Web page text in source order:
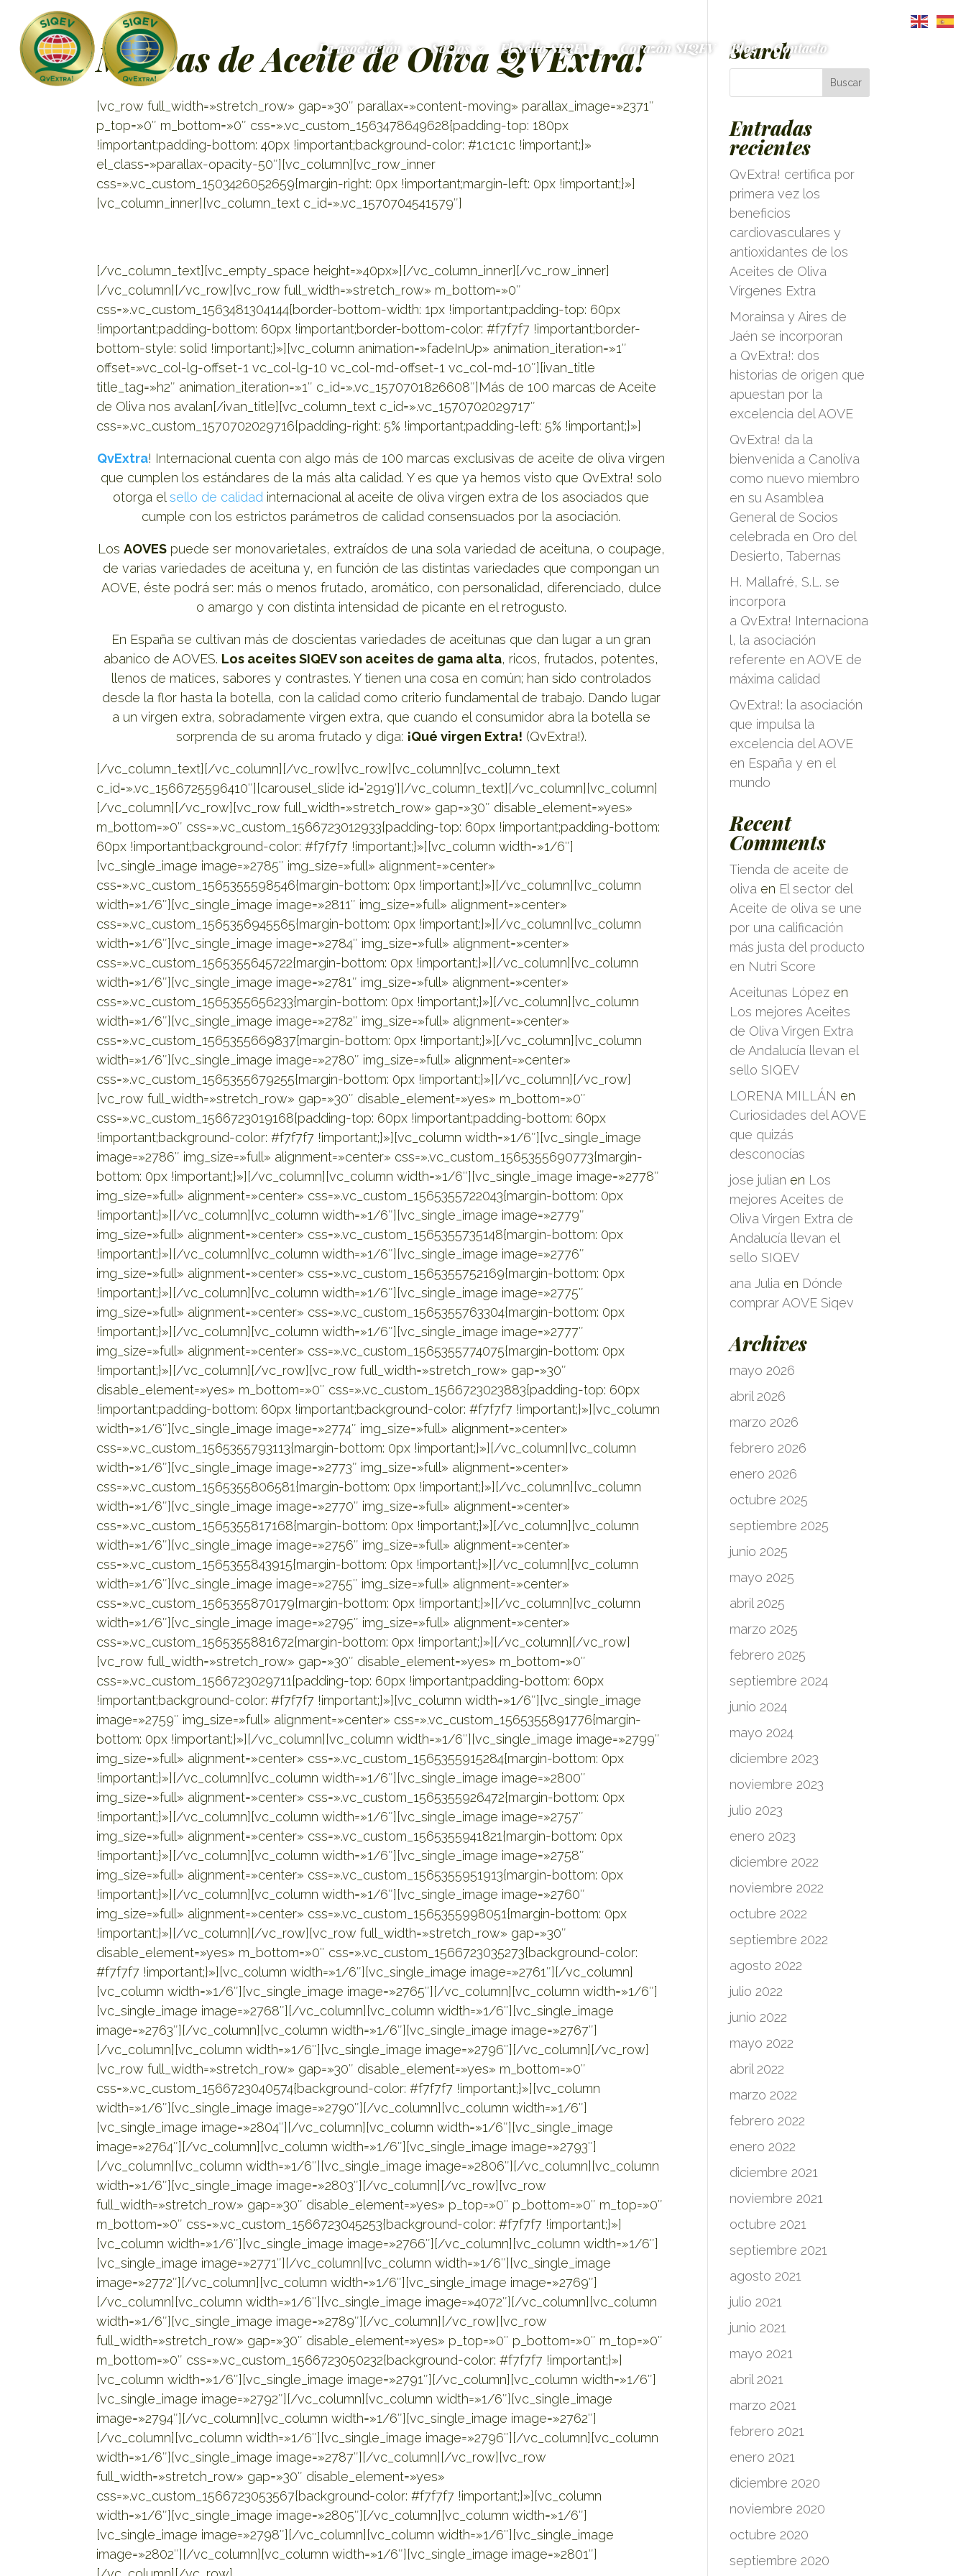
La asociación Socios El Sello SIQEV Corazón SIQEV Blog Contacto
Marcas de Aceite de Oliva QVExtra!
[vc_row full_width=»stretch_row» gap=»30″ parallax=»content-moving» parallax_image=»2371″
p_top=»0″ m_bottom=»0″ css=».vc_custom_1563478649628{padding-top: 180px
!important;padding-bottom: 40px !important;background-color: #1c1c1c !important;}»
el_class=»parallax-opacity-50″][vc_column][vc_row_inner
css=».vc_custom_1503426052659{margin-right: 0px !important;margin-left: 0px !important;}»]
[vc_column_inner][vc_column_text c_id=».vc_1570704541579″]
[/vc_column_text][vc_empty_space height=»40px»][/vc_column_inner][/vc_row_inner]
[/vc_column][/vc_row][vc_row full_width=»stretch_row» m_bottom=»0″
css=».vc_custom_1563481304144{border-bottom-width: 1px !important;padding-top: 60px
!important;padding-bottom: 60px !important;border-bottom-color: #f7f7f7 !important;border-
bottom-style: solid !important;}»][vc_column animation=»fadeInUp» animation_iteration=»1″
offset=»vc_col-lg-offset-1 vc_col-lg-10 vc_col-md-offset-1 vc_col-md-10″][ivan_title
title_tag=»h2″ animation_iteration=»1″ c_id=».vc_1570701826608″]Más de 100 marcas de Aceite
de Oliva nos avalan[/ivan_title][vc_column_text c_id=».vc_1570702029717″
css=».vc_custom_1570702029716{padding-right: 5% !important;padding-left: 5% !important;}»]
QvExtra! Internacional cuenta con algo más de 100 marcas exclusivas de aceite de oliva virgen
que cumplen los estándares de la más alta calidad. Y es que ya hemos visto que QvExtra! solo
otorga elsello de calidad internacional al aceite de oliva virgen extra de los asociados que
cumple con los estrictos parámetros de calidad consensuados por la asociación.
Los AOVESpuede ser monovarietales, extraídos de una sola variedad de aceituna, o coupage,
de varias variedades de aceituna y, en función de las distintas variedades que compongan un
AOVE, éste podrá ser: más o menos frutado, aromático, con personalidad, diferenciado, dulce
o amargo y con distinta intensidad de picante en el retrogusto.
En España se cultivan más de doscientas variedades de aceitunas que dan lugar a un gran
abanico de AOVES. Los aceites SIQEV son aceites de gama alta, ricos, frutados, potentes,
llenos de matices, sabores y contrastes. Y tienen una cosa en común; han sido controlados
desde la flor hasta la botella, con la calidad como criterio fundamental de trabajo. Dando lugar
a un virgen extra, sobradamente virgen extra, que cuando el consumidor abra la botella se
sorprenda de su aroma frutado y diga: ¡Qué virgen Extra! (QvExtra!).
[/vc_column_text][/vc_column][/vc_row][vc_row][vc_column][vc_column_text
c_id=».vc_1566725596410″][carousel_slide id=’2919′][/vc_column_text][/vc_column][vc_column]
[/vc_column][/vc_row][vc_row full_width=»stretch_row» gap=»30″ disable_element=»yes»
m_bottom=»0″ css=».vc_custom_1566723012933{padding-top: 60px !important;padding-bottom:
60px !important;background-color: #f7f7f7 !important;}»][vc_column width=»1/6″]
[vc_single_image image=»2785″ img_size=»full» alignment=»center»
css=».vc_custom_1565355598546{margin-bottom: 0px !important;}»][/vc_column][vc_column
width=»1/6″][vc_single_image image=»2811″ img_size=»full» alignment=»center»
css=».vc_custom_1565356945565{margin-bottom: 0px !important;}»][/vc_column][vc_column
width=»1/6″][vc_single_image image=»2784″ img_size=»full» alignment=»center»
css=».vc_custom_1565355645722{margin-bottom: 0px !important;}»][/vc_column][vc_column
width=»1/6″][vc_single_image image=»2781″ img_size=»full» alignment=»center»
css=».vc_custom_1565355656233{margin-bottom: 0px !important;}»][/vc_column][vc_column
width=»1/6″][vc_single_image image=»2782″ img_size=»full» alignment=»center»
css=».vc_custom_1565355669837{margin-bottom: 0px !important;}»][/vc_column][vc_column
width=»1/6″][vc_single_image image=»2780″ img_size=»full» alignment=»center»
css=».vc_custom_1565355679255{margin-bottom: 0px !important;}»][/vc_column][/vc_row]
[vc_row full_width=»stretch_row» gap=»30″ disable_element=»yes» m_bottom=»0″
css=».vc_custom_1566723019168{padding-top: 60px !important;padding-bottom: 60px
!important;background-color: #f7f7f7 !important;}»][vc_column width=»1/6″][vc_single_image
image=»2786″ img_size=»full» alignment=»center» css=».vc_custom_1565355690773{margin-
bottom: 0px !important;}»][/vc_column][vc_column width=»1/6″][vc_single_image image=»2778″
img_size=»full» alignment=»center» css=».vc_custom_1565355722043{margin-bottom: 0px
!important;}»][/vc_column][vc_column width=»1/6″][vc_single_image image=»2779″
img_size=»full» alignment=»center» css=».vc_custom_1565355735148{margin-bottom: 0px
!important;}»][/vc_column][vc_column width=»1/6″][vc_single_image image=»2776″
img_size=»full» alignment=»center» css=».vc_custom_1565355752169{margin-bottom: 0px
!important;}»][/vc_column][vc_column width=»1/6″][vc_single_image image=»2775″
img_size=»full» alignment=»center» css=».vc_custom_1565355763304{margin-bottom: 0px
!important;}»][/vc_column][vc_column width=»1/6″][vc_single_image image=»2777″
img_size=»full» alignment=»center» css=».vc_custom_1565355774075{margin-bottom: 0px
!important;}»][/vc_column][/vc_row][vc_row full_width=»stretch_row» gap=»30″
disable_element=»yes» m_bottom=»0″ css=».vc_custom_1566723023883{padding-top: 60px
!important;padding-bottom: 60px !important;background-color: #f7f7f7 !important;}»][vc_column
width=»1/6″][vc_single_image image=»2774″ img_size=»full» alignment=»center»
css=».vc_custom_1565355793113{margin-bottom: 0px !important;}»][/vc_column][vc_column
width=»1/6″][vc_single_image image=»2773″ img_size=»full» alignment=»center»
css=».vc_custom_1565355806581{margin-bottom: 0px !important;}»][/vc_column][vc_column
width=»1/6″][vc_single_image image=»2770″ img_size=»full» alignment=»center»
css=».vc_custom_1565355817168{margin-bottom: 0px !important;}»][/vc_column][vc_column
width=»1/6″][vc_single_image image=»2756″ img_size=»full» alignment=»center»
css=».vc_custom_1565355843915{margin-bottom: 0px !important;}»][/vc_column][vc_column
width=»1/6″][vc_single_image image=»2755″ img_size=»full» alignment=»center»
css=».vc_custom_1565355870179{margin-bottom: 0px !important;}»][/vc_column][vc_column
width=»1/6″][vc_single_image image=»2795″ img_size=»full» alignment=»center»
css=».vc_custom_1565355881672{margin-bottom: 0px !important;}»][/vc_column][/vc_row]
[vc_row full_width=»stretch_row» gap=»30″ disable_element=»yes» m_bottom=»0″
css=».vc_custom_1566723029711{padding-top: 60px !important;padding-bottom: 60px
!important;background-color: #f7f7f7 !important;}»][vc_column width=»1/6″][vc_single_image
image=»2759″ img_size=»full» alignment=»center» css=».vc_custom_1565355891776{margin-
bottom: 0px !important;}»][/vc_column][vc_column width=»1/6″][vc_single_image image=»2799″
img_size=»full» alignment=»center» css=».vc_custom_1565355915284{margin-bottom: 0px
!important;}»][/vc_column][vc_column width=»1/6″][vc_single_image image=»2800″
img_size=»full» alignment=»center» css=».vc_custom_1565355926472{margin-bottom: 0px
!important;}»][/vc_column][vc_column width=»1/6″][vc_single_image image=»2757″
img_size=»full» alignment=»center» css=».vc_custom_1565355941821{margin-bottom: 0px
!important;}»][/vc_column][vc_column width=»1/6″][vc_single_image image=»2758″
img_size=»full» alignment=»center» css=».vc_custom_1565355951913{margin-bottom: 0px
!important;}»][/vc_column][vc_column width=»1/6″][vc_single_image image=»2760″
img_size=»full» alignment=»center» css=».vc_custom_1565355998051{margin-bottom: 0px
!important;}»][/vc_column][/vc_row][vc_row full_width=»stretch_row» gap=»30″
disable_element=»yes» m_bottom=»0″ css=».vc_custom_1566723035273{background-color:
#f7f7f7 !important;}»][vc_column width=»1/6″][vc_single_image image=»2761″][/vc_column]
[vc_column width=»1/6″][vc_single_image image=»2765″][/vc_column][vc_column width=»1/6″]
[vc_single_image image=»2768″][/vc_column][vc_column width=»1/6″][vc_single_image
image=»2763″][/vc_column][vc_column width=»1/6″][vc_single_image image=»2767″]
[/vc_column][vc_column width=»1/6″][vc_single_image image=»2796″][/vc_column][/vc_row]
[vc_row full_width=»stretch_row» gap=»30″ disable_element=»yes» m_bottom=»0″
css=».vc_custom_1566723040574{background-color: #f7f7f7 !important;}»][vc_column
width=»1/6″][vc_single_image image=»2790″][/vc_column][vc_column width=»1/6″]
[vc_single_image image=»2804″][/vc_column][vc_column width=»1/6″][vc_single_image
image=»2764″][/vc_column][vc_column width=»1/6″][vc_single_image image=»2793″]
[/vc_column][vc_column width=»1/6″][vc_single_image image=»2806″][/vc_column][vc_column
width=»1/6″][vc_single_image image=»2803″][/vc_column][/vc_row][vc_row
full_width=»stretch_row» gap=»30″ disable_element=»yes» p_top=»0″ p_bottom=»0″ m_top=»0″
m_bottom=»0″ css=».vc_custom_1566723045253{background-color: #f7f7f7 !important;}»]
[vc_column width=»1/6″][vc_single_image image=»2766″][/vc_column][vc_column width=»1/6″]
[vc_single_image image=»2771″][/vc_column][vc_column width=»1/6″][vc_single_image
image=»2772″][/vc_column][vc_column width=»1/6″][vc_single_image image=»2769″]
[/vc_column][vc_column width=»1/6″][vc_single_image image=»4072″][/vc_column][vc_column
width=»1/6″][vc_single_image image=»2789″][/vc_column][/vc_row][vc_row
full_width=»stretch_row» gap=»30″ disable_element=»yes» p_top=»0″ p_bottom=»0″ m_top=»0″
m_bottom=»0″ css=».vc_custom_1566723050232{background-color: #f7f7f7 !important;}»]
[vc_column width=»1/6″][vc_single_image image=»2791″][/vc_column][vc_column width=»1/6″]
[vc_single_image image=»2792″][/vc_column][vc_column width=»1/6″][vc_single_image
image=»2794″][/vc_column][vc_column width=»1/6″][vc_single_image image=»2762″]
[/vc_column][vc_column width=»1/6″][vc_single_image image=»2796″][/vc_column][vc_column
width=»1/6″][vc_single_image image=»2787″][/vc_column][/vc_row][vc_row
full_width=»stretch_row» gap=»30″ disable_element=»yes»
css=».vc_custom_1566723053567{background-color: #f7f7f7 !important;}»][vc_column
width=»1/6″][vc_single_image image=»2805″][/vc_column][vc_column width=»1/6″]
[vc_single_image image=»2798″][/vc_column][vc_column width=»1/6″][vc_single_image
image=»2802″][/vc_column][vc_column width=»1/6″][vc_single_image image=»2801″]
Search
Entradas
recientes
QvExtra! certifica por
primera vez los
beneficios
cardiovasculares y
antioxidantes de los
Aceites de Oliva
Vírgenes Extra
Morainsa y Aires de
Jaén se incorporan
a QvExtra!: dos
historias de origen que
apuestan por la
excelencia del AOVE
QvExtra! da la
bienvenida a Canoliva
como nuevo miembro
en su Asamblea
General de Socios
celebrada en Oro del
Desierto, Tabernas
H. Mallafré, S.L. se
incorpora
a QvExtra! Internaciona
l, la asociación
referente en AOVE de
máxima calidad
QvExtra!: la asociación
que impulsa la
excelencia del AOVE
en España y en el
mundo
Recent
Comments
Tienda de aceite de
oliva en El sector del
Aceite de oliva se une
por una calificación
más justa del producto
en Nutri Score
Aceitunas López en
Los mejores Aceites
de Oliva Virgen Extra
de Andalucía llevan el
sello SIQEV
LORENA MILLÁN en
Curiosidades del AOVE
que quizás
desconocías
jose julian en Los
mejores Aceites de
Oliva Virgen Extra de
Andalucía llevan el
sello SIQEV
ana Julia en Dónde
comprar AOVE Siqev
Archives
mayo 2026
abril 2026
marzo 2026
febrero 2026
enero 2026
octubre 2025
septiembre 2025
junio 2025
mayo 2025
abril 2025
marzo 2025
febrero 2025
septiembre 2024
junio 2024
mayo 2024
diciembre 2023
noviembre 2023
julio 2023
enero 2023
diciembre 2022
noviembre 2022
octubre 2022
septiembre 2022
agosto 2022
julio 2022
junio 2022
mayo 2022
abril 2022
marzo 2022
febrero 2022
enero 2022
diciembre 2021
noviembre 2021
octubre 2021
septiembre 2021
agosto 2021
julio 2021
junio 2021
mayo 2021
abril 2021
marzo 2021
febrero 2021
enero 2021
diciembre 2020
noviembre 2020
octubre 2020
septiembre 2020